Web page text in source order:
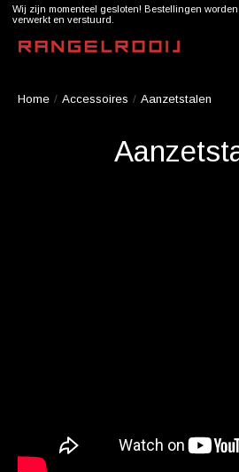
Wij zijn momenteel gesloten! Bestellingen
verwerkt en verstuurd.
Home / Accessoires / Aanzetstalen